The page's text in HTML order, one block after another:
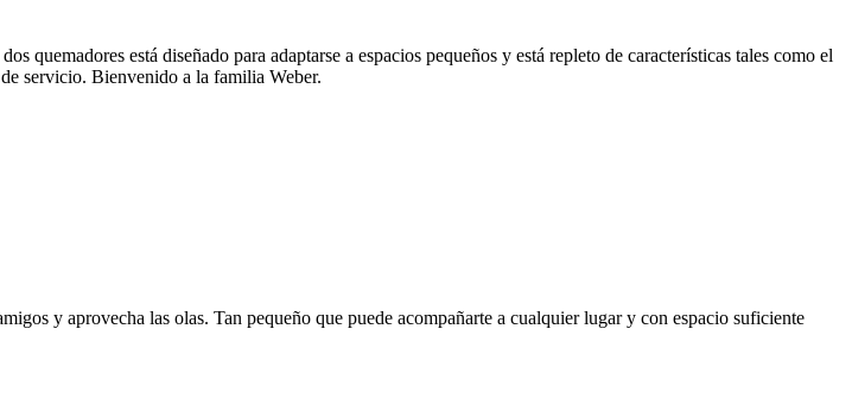
quemadores está diseñado para adaptarse a espacios pequeños y está repleto de características tales como el
servicio. Bienvenido a la familia Weber.
y aprovecha las olas. Tan pequeño que puede acompañarte a cualquier lugar y con espacio suficiente